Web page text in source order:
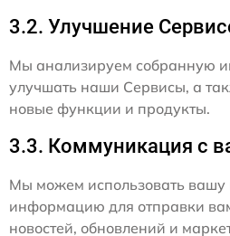
3.2. Улучшение
Мы анализируем собранную
улучшать наши Сервисы, а
новые функции и продукты.
3.3. Коммуникация с
Мы можем использовать вашу
информацию для отправки
новостей, обновлений и